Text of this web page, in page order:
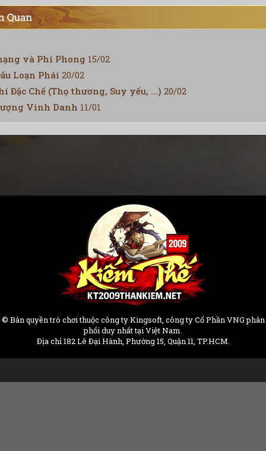
và Phi Phong 15/02
Loạn Phái 20/02
Đặc Chế (Thọ thương, Suy yếu, ...) 20/02
Vinh Danh 11/01
© Bản quyền trò chơi thuộc công ty Kingsoft, công ty Cổ Phần VNG phân
phối duy nhất tại Việt Nam.
Địa chỉ 182 Lê Đại Hành, Phường 15, Quận 11, TP.HCM.